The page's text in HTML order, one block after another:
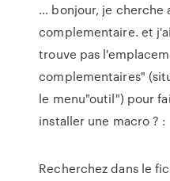
… bonjour, je cherche
complementaire. et
trouve pas
complementaires"
le menu"outil") pour
installer une macro ? :
Recherchez dans le